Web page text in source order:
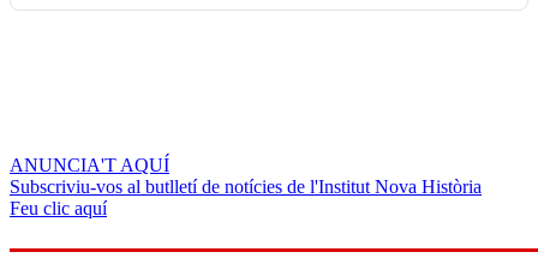
ANUNCIA'T AQUÍ
Subscriviu-vos al butlletí de notícies de l'Institut Nova Història
Feu clic aquí